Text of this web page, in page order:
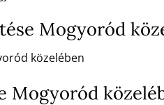
Mogyoród
közelében
Mogyoród